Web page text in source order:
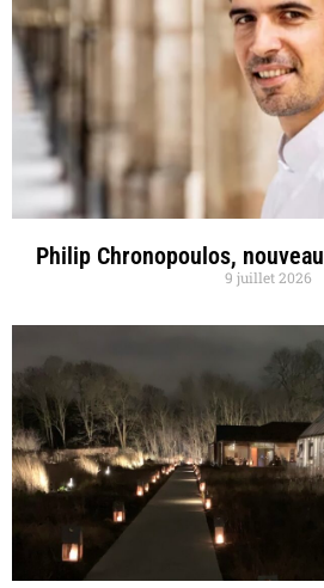
Philip Chronopoulos,
9 juillet 2026